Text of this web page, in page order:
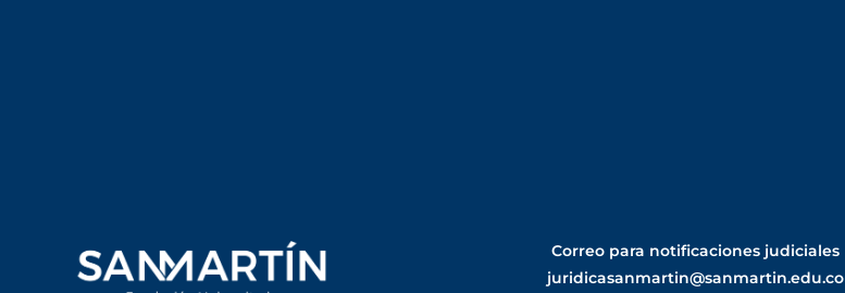
Correo para notificaciones judiciales
juridicasanmartin@sanmartin.edu.co